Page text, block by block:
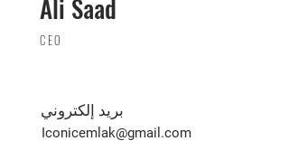
Ali Saad
CEO
بريد إلكتروني
Iconicemlak@gmail.com